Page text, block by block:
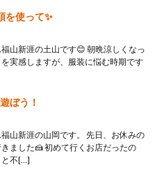
を使って✨
山新涯の土山です😊 朝晩涼しくなっ
実感しますが、服装に悩む時期です
ぼう！
山新涯の山岡です。 先日、お休みの
ました🍰 初めて行くお店だったの
と不[…]